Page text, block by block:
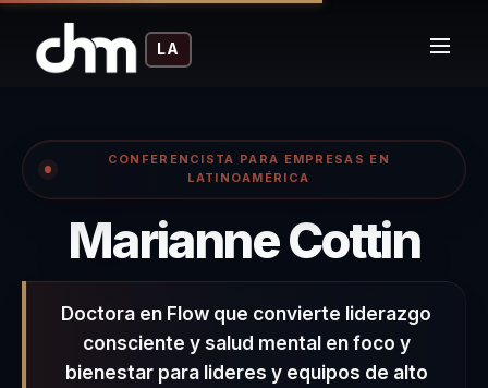
LA
CONFERENCISTA PARA EMPRESAS EN
LATINOAMÉRICA
Marianne Cottin–
Doctora en Flow que convierte liderazgo
consciente y salud mental en foco y
bienestar para lideres y equipos de alto